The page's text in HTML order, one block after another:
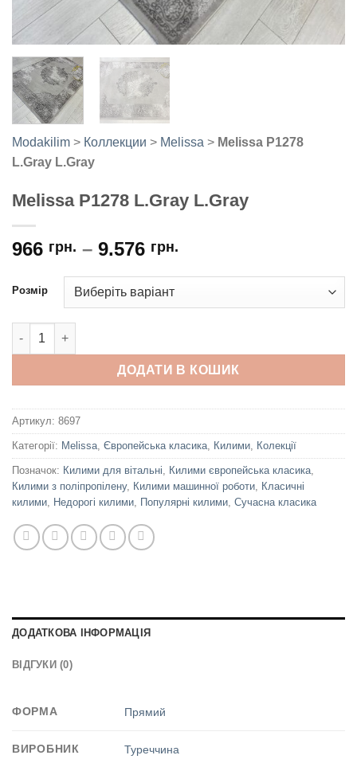
Modakilim > Коллекции > Melissa > Melissa P1278
L.Gray L.Gray
Melissa P1278 L.Gray L.Gray
966 грн. – 9.576 грн.
Розмір
Melissa P1278 L.Gray L.Gray кількість
ДОДАТИ В КОШИК
Артикул: 8697
Категорії: Melissa Європейська класика Килими Колекції
Позначок: Килими для вітальні Килими європейська класика
Килими з поліпропілену, Килими машинної роботи Класичні
килими Недорогі килими Популярні килими Сучасна класика
ДОДАТКОВА ІНФОРМАЦІЯ
ВІДГУКИ (0)
ФОРМА Прямий
ВИРОБНИК Туреччина